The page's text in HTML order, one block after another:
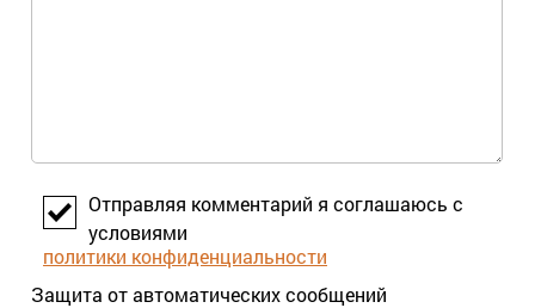
Отправляя комментарий я соглашаюсь с
условиями
политики конфиденциальности
Защита от автоматических сообщений